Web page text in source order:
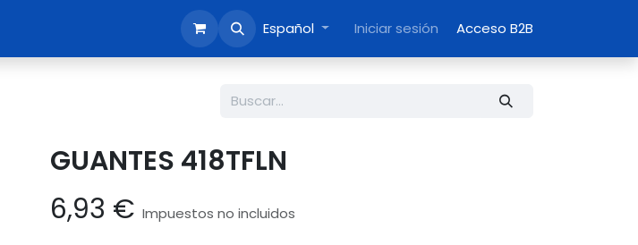
Revisión EPI365 Español Iniciar sesión Acceso B2B
GUANTES 418TFLN
6,93 € Impuestos no incluidos